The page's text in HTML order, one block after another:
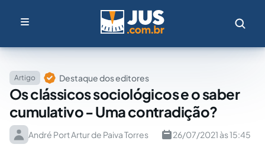
Artigo Destaque dos editores
Os clássicos sociológicos e o saber
cumulativo - Uma contradição?
André Port Artur de Paiva Torres 26/07/2021 às 15:45